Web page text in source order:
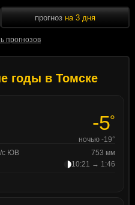
прогнозов
прогноз на 3 дня
годы в Томске
-5°
ночью -19°
с ЮВ
753 мм
10:21 → 1:46